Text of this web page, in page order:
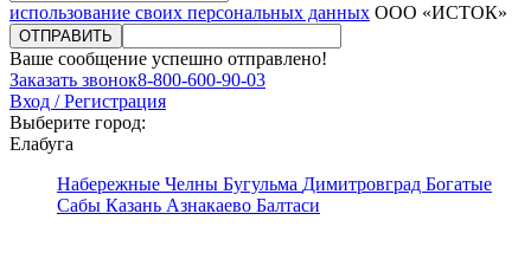
использование своих персональных данных ООО «ИСТОК»
ОТПРАВИТЬ
Ваше сообщение успешно отправлено!
Заказать звонок8-800-600-90-03
Вход / Регистрация
Выберите город:
Елабуга
Набережные Челны Бугульма Димитровград Богатые
Сабы Казань Азнакаево Балтаси